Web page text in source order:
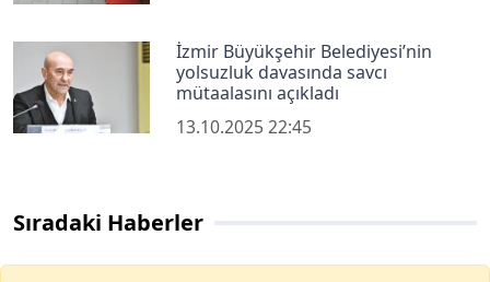
İzmir Büyükşehir Belediyesi’nin
yolsuzluk davasında savcı
mütaalasını açıkladı
13.10.2025 22:45
Sıradaki Haberler